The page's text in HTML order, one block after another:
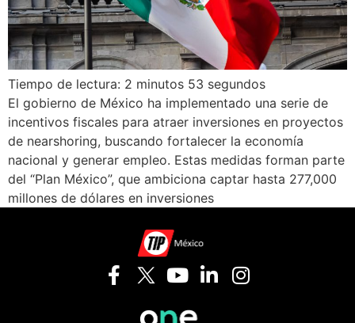
Tiempo de lectura: 2 minutos 53 segundos
El gobierno de México ha implementado una serie de
incentivos fiscales para atraer inversiones en proyectos
de nearshoring, buscando fortalecer la economía
nacional y generar empleo. Estas medidas forman parte
del “Plan México”, que ambiciona captar hasta 277,000
millones de dólares en inversiones